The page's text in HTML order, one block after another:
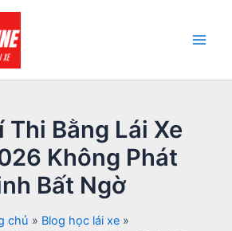
Thi Bằng Lái Xe
Không Phát
Bất Ngờ
chủ
Blog học lái xe